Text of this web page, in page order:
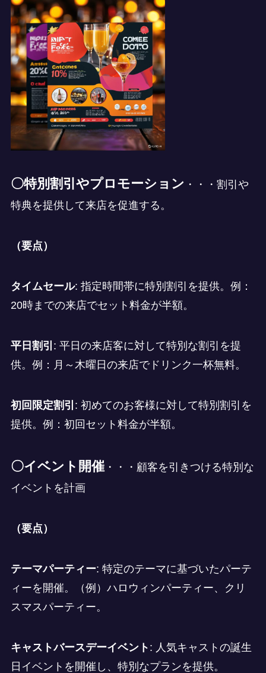
〇特別割引やプロモーション ・・・割引や
特典を提供して来店を促進する。
（要点）
タイムセール: 指定時間帯に特別割引を提供。例：
20時までの来店でセット料金が半額。
平日割引 : 平日の来店客に対して特別な割引を提
供。例：月～木曜日の来店でドリンク一杯無料。
初回限定割引 : 初めてのお客様に対して特別割引を
提供。例：初回セット料金が半額。
〇イベント開催・・・顧客を引きつける特別な
イベントを計画
（要点）
テーマパーティー: 特定のテーマに基づいたパーテ
ィーを開催。（例）ハロウィンパーティー、クリ
スマスパーティー。
キャストバースデーイベント : 人気キャストの誕生
日イベントを開催し、特別なプランを提供。